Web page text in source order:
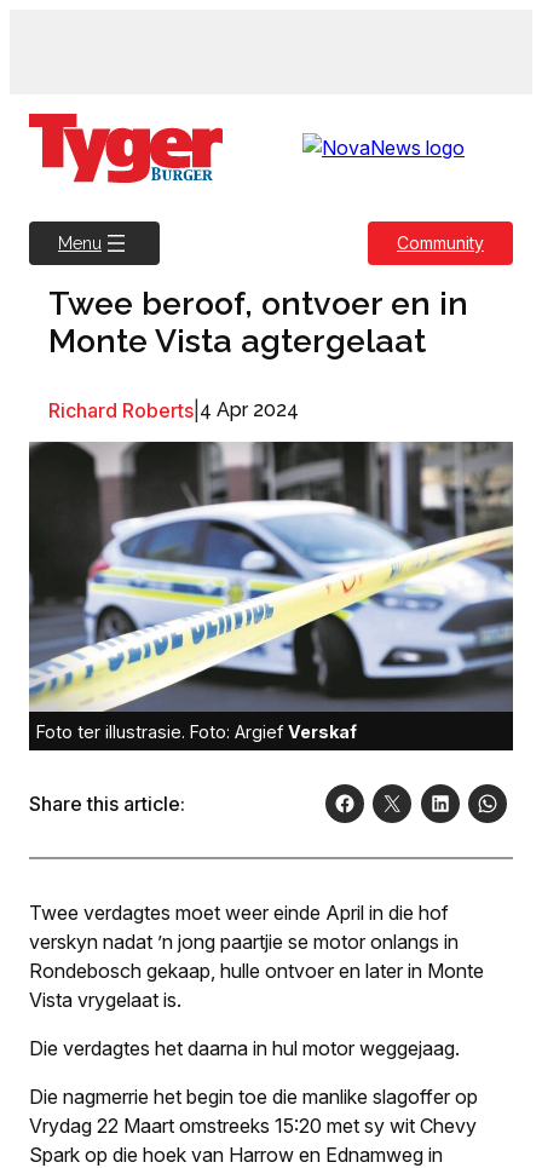
Menu Community
Twee beroof, ontvoer en in
Monte Vista agtergelaat
Richard Roberts 4 Apr 2024
Foto ter illustrasie. Foto: Argief Verskaf
Share this article:
Twee verdagtes moet weer einde April in die hof
verskyn nadat ’n jong paartjie se motor onlangs in
Rondebosch gekaap, hulle ontvoer en later in Monte
Vista vrygelaat is.
Die verdagtes het daarna in hul motor weggejaag.
Die nagmerrie het begin toe die manlike slagoffer op
Vrydag 22 Maart omstreeks 15:20 met sy wit Chevy
Spark op die hoek van Harrow en Ednamweg in